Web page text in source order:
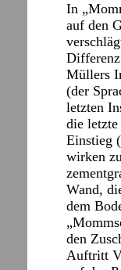
In
auf den
Müllers
(der
letzten
die
Einstieg
wirken
Wand,
dem
den
Auftritt